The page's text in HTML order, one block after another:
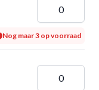
Nog maar 3 op voorraad